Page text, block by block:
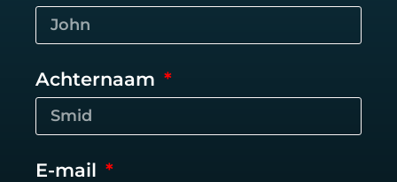
Achternaam
E-mail